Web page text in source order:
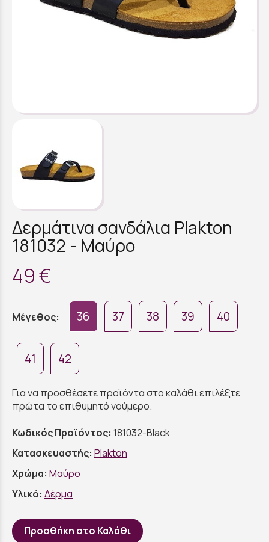
Δερμάτινα σανδάλια Plakton
181032 - Μαύρο
49 €
Μέγεθος: 36 37 38 39 40
41 42
Για να προσθέσετε προϊόντα στο καλάθι επιλέξτε
πρώτα το επιθυμητό νούμερο.
Κωδικός Προϊόντος: 181032-Black
Κατασκευαστής: Plakton
Χρώμα: Μαύρο
Υλικό: Δέρμα
Προσθήκη στο Καλάθι